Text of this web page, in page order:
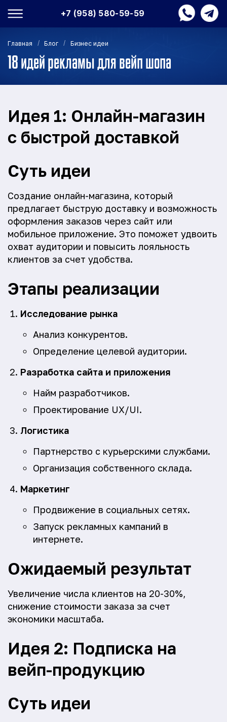
+7 (958) 580-59-59
Главная / Блог / Бизнес идеи
18 идей рекламы для вейп шопа
Идея 1: Онлайн-магазин
с быстрой доставкой
Суть идеи
Создание онлайн-магазина, который
предлагает быструю доставку и возможность
оформления заказов через сайт или
мобильное приложение. Это поможет удвоить
охват аудитории и повысить лояльность
клиентов за счет удобства.
Этапы реализации
Исследование рынка
Анализ конкурентов.
Определение целевой аудитории.
Разработка сайта и приложения
Найм разработчиков.
Проектирование UX/UI.
Логистика
Партнерство с курьерскими службами.
Организация собственного склада.
Маркетинг
Продвижение в социальных сетях.
Запуск рекламных кампаний в
интернете.
Ожидаемый результат
Увеличение числа клиентов на 20-30%,
снижение стоимости заказа за счет
экономики масштаба.
Идея 2: Подписка на
вейп-продукцию
Суть идеи